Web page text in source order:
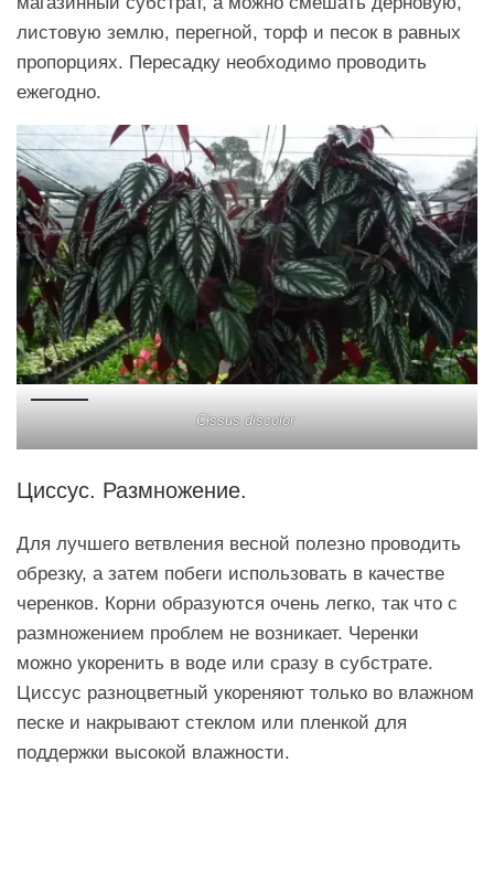
листовую землю, перегной, торф и песок в равных
пропорциях. Пересадку необходимо проводить
ежегодно.
Cissus discolor
Циссус. Размножение.
Для лучшего ветвления весной полезно проводить
обрезку, а затем побеги использовать в качестве
черенков. Корни образуются очень легко, так что с
размножением проблем не возникает. Черенки
можно укоренить в воде или сразу в субстрате.
Циссус разноцветный укореняют только во влажном
песке и накрывают стеклом или пленкой для
поддержки высокой влажности.